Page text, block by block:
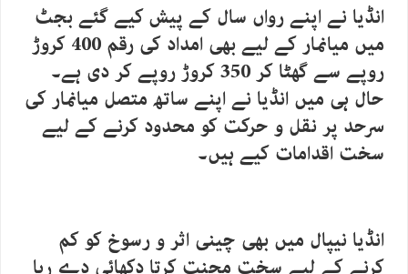
انڈیا نے اپنے رواں سال کے پیش کیے گئے بجٹ
میں میانمار کے لیے بھی امداد کی رقم 400 کروڑ
روپے سے گھٹا کر 350 کروڑ روپے کر دی ہے۔
حال ہی میں انڈیا نے اپنے ساتھ متصل میانمار کی
سرحد پر نقل و حرکت کو محدود کرنے کے لیے
سخت اقدامات کیے ہیں۔
انڈیا نیپال میں بھی چینی اثر و رسوخ کو کم
کرنے کے لیے سخت محنت کرتا دکھائی دے رہا